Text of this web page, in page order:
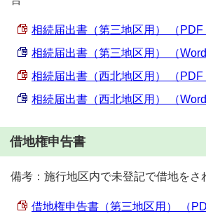
相続届出書（第三地区用） （PDF
相続届出書（第三地区用） （Word
相続届出書（西北地区用） （PDF
相続届出書（西北地区用） （Word
借地権申告書
備考：施行地区内で未登記で借地をさ
借地権申告書（第三地区用） （